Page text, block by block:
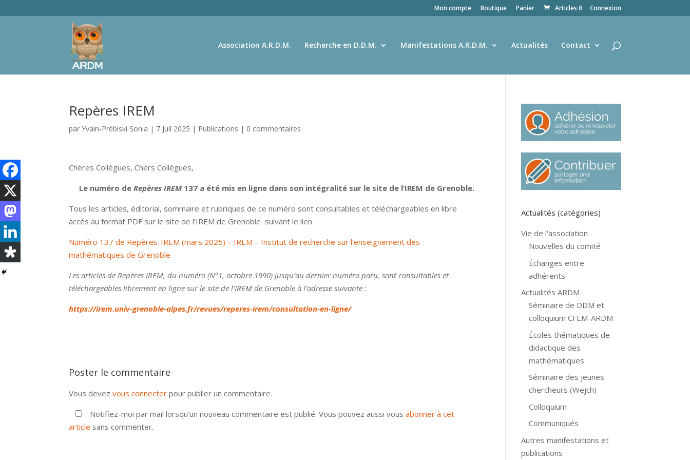
Connexion
Mon compte Boutique Panier Articles 0
Association A.R.D.M. Recherche en D.D.M. Manifestations A.R.D.M. Actualités Contact
Repères IREM
parYvain-Prébiski Sonia | 7 Juil 2025 | Publications | 0 commentaires
Chères Collègues, Chers Collègues,
Le numéro deRepères IREM 137 a été mis en ligne dans son intégralité sur le site de l’IREM de Grenoble.
Tous les articles, éditorial, sommaire et rubriques de ce numéro sont consultables et téléchargeables en libre
accès au format PDF sur le site de l’IREM de Grenoble suivant le lien :
Numéro 137 de Repères-IREM (mars 2025) – IREM – Institut de recherche sur l’enseignement des
mathématiques de Grenoble
Les articles de Repères IREM, du numéro (N°1, octobre 1990) jusqu’au dernier numéro paru, sont consultables et
téléchargeables librement en ligne sur le site de l’IREM de Grenoble à l’adresse suivante :
https://irem.univ-grenoble-alpes.fr/revues/reperes-irem/consultation-en-ligne/
Poster le commentaire
Vous devezvous connecter pour publier un commentaire.
Notifiez-moi par mail lorsqu'un nouveau commentaire est publié. Vous pouvez aussi vousabonner à cet
article sans commenter.
Actualités (catégories)
Vie de l'association
Nouvelles du comité
Échanges entre
adhérents
Actualités ARDM
Séminaire de DDM et
colloquium CFEM-ARDM
Écoles thématiques de
didactique des
mathématiques
Séminaire des jeunes
chercheurs (Wejch)
Colloquium
Communiqués
Autres manifestations et
publications